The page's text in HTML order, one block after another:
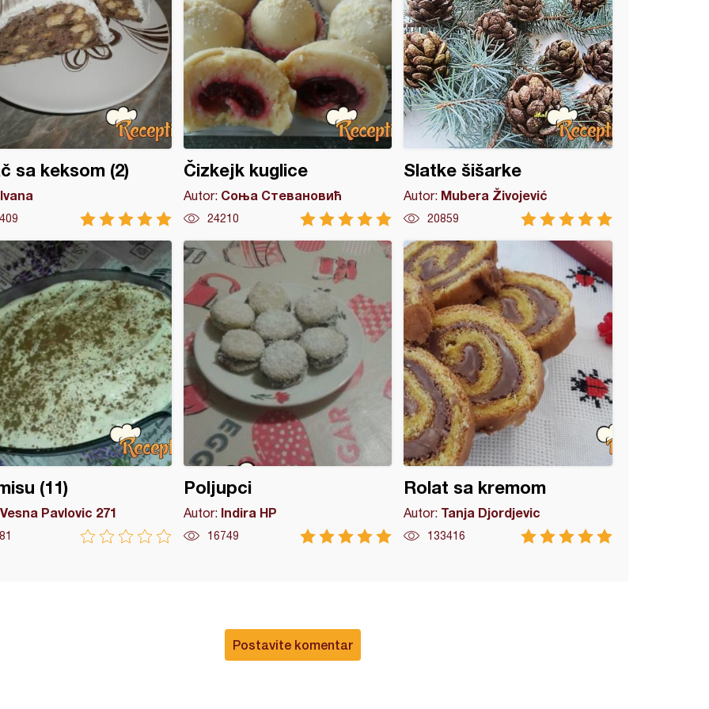
sa keksom (2)
Ivana
Čizkejk kuglice
Autor: Соња Стевановић
24210
Slatke šišarke
Autor: Mubera Živojević
20859
(11)
Vesna Pavlovic 271
Poljupci
Autor: Indira HP
16749
Rolat sa kremom
Autor: Tanja Djordjevic
133416
Postavite komentar